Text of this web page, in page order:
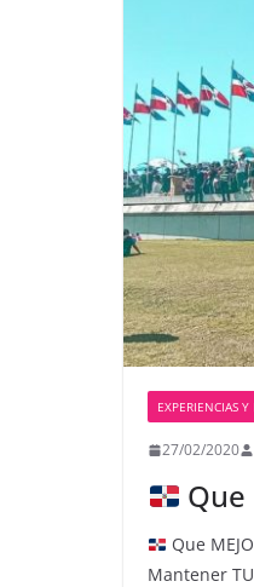
EXPERIENCIAS
27/02/2020
Que
Que
Mantener TU